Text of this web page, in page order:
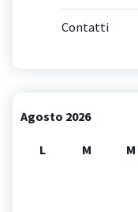
Contatti
Agosto 2026
L M M